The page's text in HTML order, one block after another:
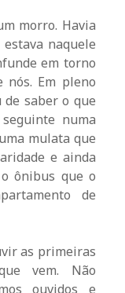
morro. Havia
naquele
em torno
nós. Em pleno
de saber o que
numa
mulata que
e ainda
ônibus que o
de
as primeiras
vem. Não
ouvidos e